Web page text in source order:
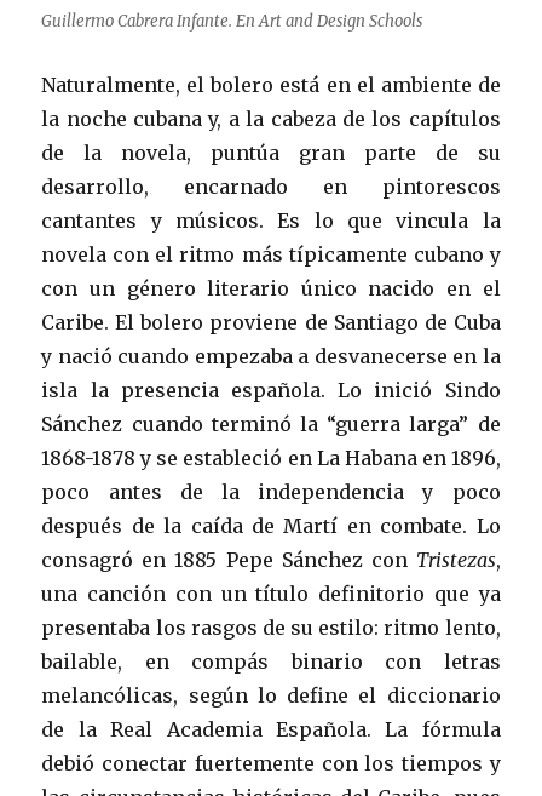
Guillermo Cabrera Infante. En Art and Design Schools
Naturalmente, el bolero está en el ambiente de
la noche cubana y, a la cabeza de los capítulos
de la novela, puntúa gran parte de su
desarrollo, encarnado en pintorescos
cantantes y músicos. Es lo que vincula la
novela con el ritmo más típicamente cubano y
con un género literario único nacido en el
Caribe. El bolero proviene de Santiago de Cuba
y nació cuando empezaba a desvanecerse en la
isla la presencia española. Lo inició Sindo
Sánchez cuando terminó la “guerra larga” de
1868-1878 y se estableció en La Habana en 1896,
poco antes de la independencia y poco
después de la caída de Martí en combate. Lo
consagró en 1885 Pepe Sánchez con Tristezas,
una canción con un título definitorio que ya
presentaba los rasgos de su estilo: ritmo lento,
bailable, en compás binario con letras
melancólicas, según lo define el diccionario
de la Real Academia Española. La fórmula
debió conectar fuertemente con los tiempos y